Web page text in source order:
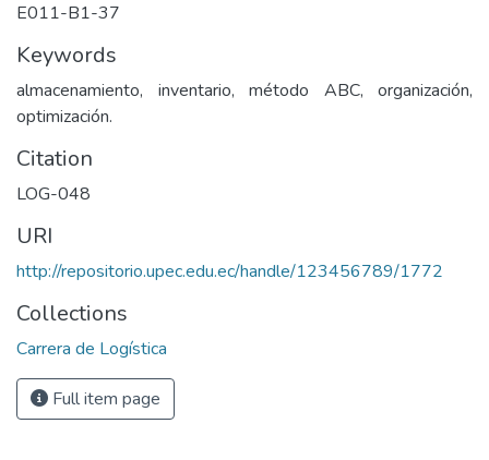
E011-B1-37
Keywords
almacenamiento, inventario, método ABC, organización,
optimización.
Citation
LOG-048
URI
http://repositorio.upec.edu.ec/handle/123456789/1772
Collections
Carrera de Logística
Full item page